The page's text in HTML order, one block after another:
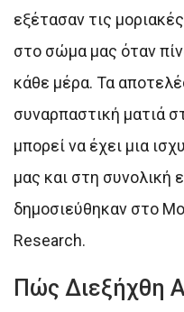
εξέτασαν τις
στο σώμα μας όταν
κάθε μέρα. Τα
συναρπαστική ματιά
μπορεί να έχει μια
μας και στη συνολική
δημοσιεύθηκαν στο
Research.
Πώς Διεξήχθη